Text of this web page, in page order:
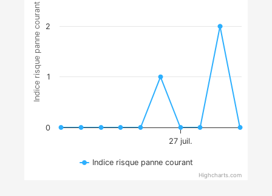
Indice risque panne courant
27 juil.
0
1
2
Indice risque panne courant
Highcharts.com